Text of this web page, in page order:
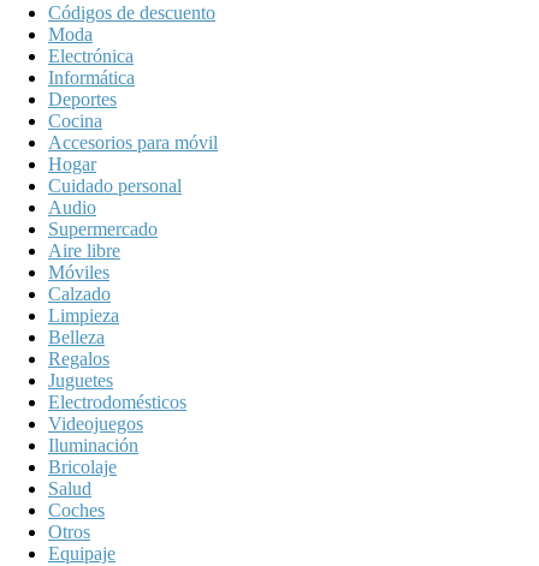
Códigos de descuento
Moda
Electrónica
Informática
Deportes
Cocina
Accesorios para móvil
Hogar
Cuidado personal
Audio
Supermercado
Aire libre
Móviles
Calzado
Limpieza
Belleza
Regalos
Juguetes
Electrodomésticos
Videojuegos
Iluminación
Bricolaje
Salud
Coches
Otros
Equipaje